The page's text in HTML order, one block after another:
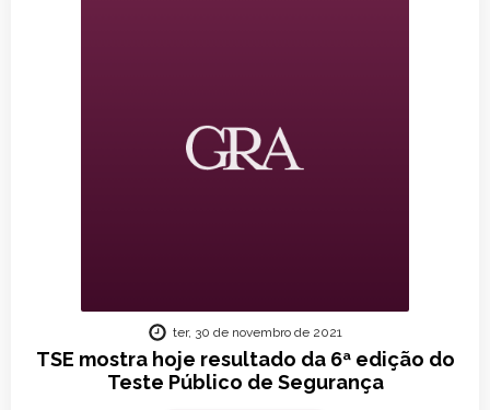
TSE mostra hoje resultado da 6ª edição do
Teste Público de Segurança
ter, 30 de novembro de 2021